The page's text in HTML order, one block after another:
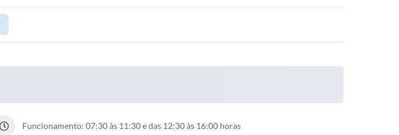
Funcionamento: 07:30 às 11:30 e das 12:30 às 16:00 horas